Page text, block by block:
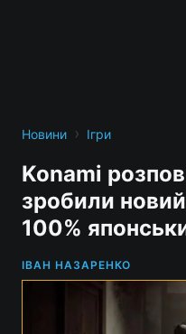
Новини › Ігри
Konami
зробили
100%
ІВАН НАЗАРЕНКО